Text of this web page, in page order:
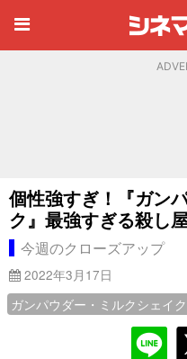
個性強すぎ！『ガン
ク』最強すぎる殺し
今週のクローズアップ
2022年3月17日
ガンパウダー・ミルクシェイク